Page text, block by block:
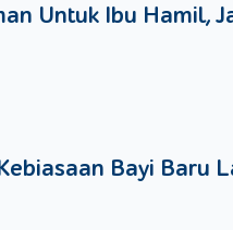
Untuk Ibu Hamil,
Bayi Baru